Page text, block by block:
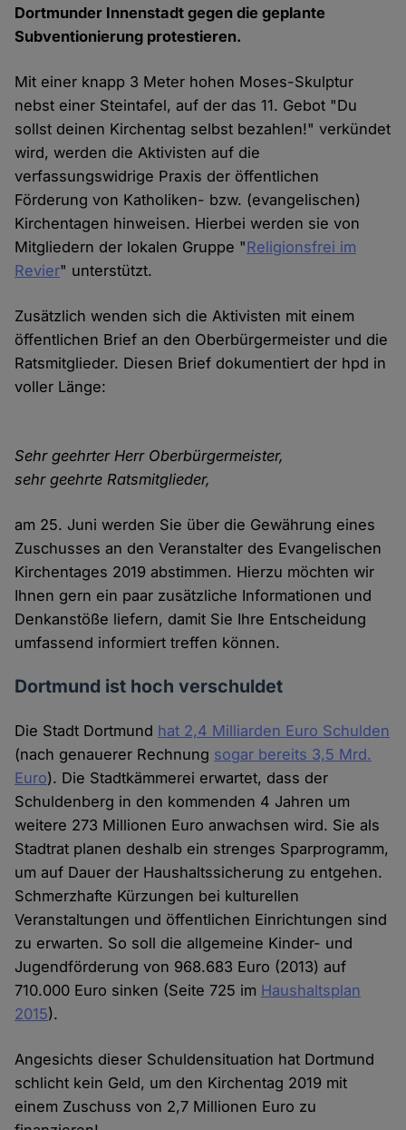
Dortmunder Innenstadt gegen die geplante
Subventionierung protestieren.
Mit einer knapp 3 Meter hohen Moses-Skulptur
nebst einer Steintafel, auf der das 11. Gebot "Du
sollst deinen Kirchentag selbst bezahlen!" verkündet
wird, werden die Aktivisten auf die
verfassungswidrige Praxis der öffentlichen
Förderung von Katholiken- bzw. (evangelischen)
Kirchentagen hinweisen. Hierbei werden sie von
Mitgliedern der lokalen Gruppe "Religionsfrei im
Revier" unterstützt.
Zusätzlich wenden sich die Aktivisten mit einem
öffentlichen Brief an den Oberbürgermeister und die
Ratsmitglieder. Diesen Brief dokumentiert der hpd in
voller Länge:
Sehr geehrter Herr Oberbürgermeister,
sehr geehrte Ratsmitglieder,
am 25. Juni werden Sie über die Gewährung eines
Zuschusses an den Veranstalter des Evangelischen
Kirchentages 2019 abstimmen. Hierzu möchten wir
Ihnen gern ein paar zusätzliche Informationen und
Denkanstöße liefern, damit Sie Ihre Entscheidung
umfassend informiert treffen können.
Dortmund ist hoch verschuldet
Die Stadt Dortmund hat 2,4 Milliarden Euro Schulden
(nach genauerer Rechnung sogar bereits 3,5 Mrd.
Euro). Die Stadtkämmerei erwartet, dass der
Schuldenberg in den kommenden 4 Jahren um
weitere 273 Millionen Euro anwachsen wird. Sie als
Stadtrat planen deshalb ein strenges Sparprogramm,
um auf Dauer der Haushaltssicherung zu entgehen.
Schmerzhafte Kürzungen bei kulturellen
Veranstaltungen und öffentlichen Einrichtungen sind
zu erwarten. So soll die allgemeine Kinder- und
Jugendförderung von 968.683 Euro (2013) auf
710.000 Euro sinken (Seite 725 im Haushaltsplan
2015).
Angesichts dieser Schuldensituation hat Dortmund
schlicht kein Geld, um den Kirchentag 2019 mit
einem Zuschuss von 2,7 Millionen Euro zu